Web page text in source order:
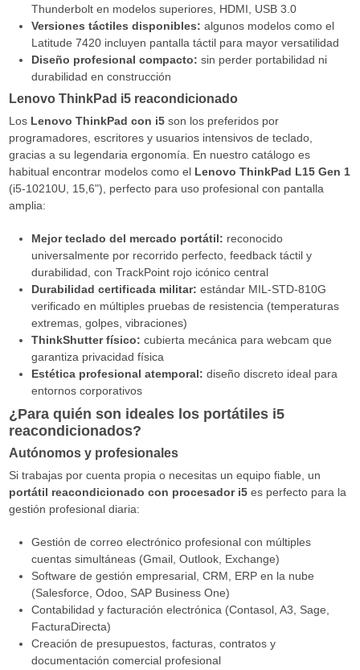
Thunderbolt en modelos superiores, HDMI, USB 3.0
Versiones táctiles disponibles: algunos modelos como el
Latitude 7420 incluyen pantalla táctil para mayor versatilidad
Diseño profesional compacto: sin perder portabilidad ni
durabilidad en construcción
Lenovo ThinkPad i5 reacondicionado
Los Lenovo ThinkPad con i5son los preferidos por
programadores, escritores y usuarios intensivos de teclado,
gracias a su legendaria ergonomía. En nuestro catálogo es
habitual encontrar modelos como el Lenovo ThinkPad L15 Gen 1
(i5-10210U, 15,6"), perfecto para uso profesional con pantalla
amplia:
Mejor teclado del mercado portátil: reconocido
universalmente por recorrido perfecto, feedback táctil y
durabilidad, con TrackPoint rojo icónico central
Durabilidad certificada militar: estándar MIL-STD-810G
verificado en múltiples pruebas de resistencia (temperaturas
extremas, golpes, vibraciones)
ThinkShutter físico: cubierta mecánica para webcam que
garantiza privacidad física
Estética profesional atemporal: diseño discreto ideal para
entornos corporativos
¿Para quién son ideales los portátiles i5
reacondicionados?
Autónomos y profesionales
Si trabajas por cuenta propia o necesitas un equipo fiable, un
portátil reacondicionado con procesador i5es perfecto para la
gestión profesional diaria:
Gestión de correo electrónico profesional con múltiples
cuentas simultáneas (Gmail, Outlook, Exchange)
Software de gestión empresarial, CRM, ERP en la nube
(Salesforce, Odoo, SAP Business One)
Contabilidad y facturación electrónica (Contasol, A3, Sage,
FacturaDirecta)
Creación de presupuestos, facturas, contratos y
documentación comercial profesional